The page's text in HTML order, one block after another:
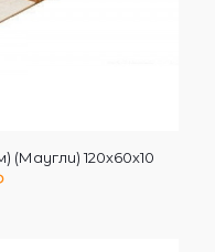
120х60х10